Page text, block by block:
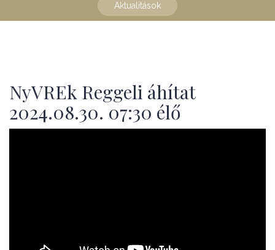
Aktualitások
NyVREk Reggeli áhítat
2024.08.30. 07:30 élő